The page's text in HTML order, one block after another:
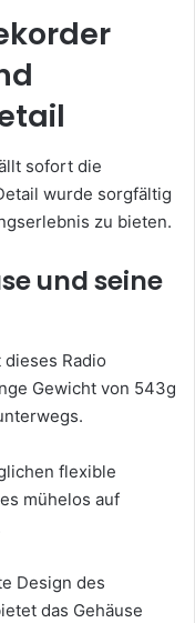
sofort die
wurde sorgfältig
zu bieten.
und seine
Radio
Gewicht von 543g
flexible
mühelos auf
Design des
das Gehäuse